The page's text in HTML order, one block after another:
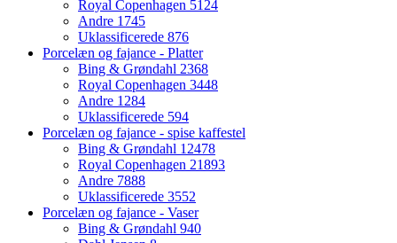
Royal Copenhagen 5124
Andre 1745
Uklassificerede 876
Porcelæn og fajance - Platter
Bing & Grøndahl 2368
Royal Copenhagen 3448
Andre 1284
Uklassificerede 594
Porcelæn og fajance - spise kaffestel
Bing & Grøndahl 12478
Royal Copenhagen 21893
Andre 7888
Uklassificerede 3552
Porcelæn og fajance - Vaser
Bing & Grøndahl 940